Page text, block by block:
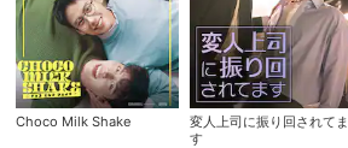
Choco Milk Shake
変人上司に振り回されてま
す